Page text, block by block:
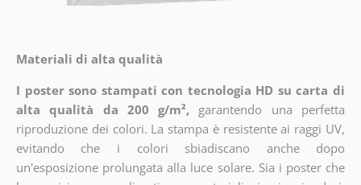
Materiali di alta qualità
I poster sono stampati con tecnologia HD su carta di
alta qualità da 200 g/m², garantendo una perfetta
riproduzione dei colori. La stampa è resistente ai raggi UV,
evitando che i colori sbiadiscano anche dopo
un'esposizione prolungata alla luce solare. Sia i poster che